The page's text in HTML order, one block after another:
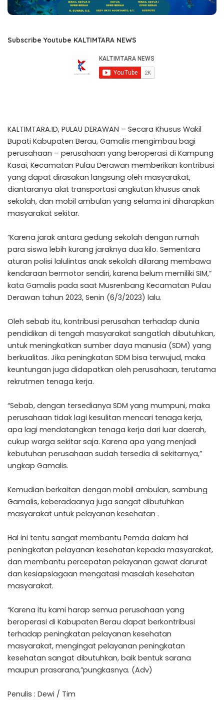
Subscribe Youtube KALTIMTARA NEWS
KALTIMTARA.ID, PULAU DERAWAN – Secara Khusus Wakil
Bupati Kabupaten Berau, Gamalis mengimbau bagi
perusahaan – perusahaan yang beroperasi di Kampung
Kasai, Kecamatan Pulau Derawan memberikan kontribusi
yang dapat dirasakan langsung oleh masyarakat,
diantaranya alat transportasi angkutan khusus anak
sekolah, dan mobil ambulan yang selama ini diharapkan
masyarakat sekitar.
“Karena jarak antara gedung sekolah dengan rumah
para siswa lebih kurang jaraknya dua kilo. Sementara
aturan polisi lalulintas anak sekolah dilarang membawa
kendaraan bermotor sendiri, karena belum memiliki SIM,”
kata Gamalis pada saat Musrenbang Kecamatan Pulau
Derawan tahun 2023, Senin (6/3/2023) lalu.
Oleh sebab itu, kontribusi perusahan terhadap dunia
pendidikan di tengah masyarakat sangatlah dibutuhkan,
untuk meningkatkan sumber daya manusia (SDM) yang
berkualitas. Jika peningkatan SDM bisa terwujud, maka
keuntungan juga didapatkan oleh perusahaan, terutama
rekrutmen tenaga kerja.
“Sebab, dengan tersedianya SDM yang mumpuni, maka
perusahaan tidak lagi kesulitan mencari tenaga kerja,
apa lagi mendatangkan tenaga kerja dari luar daerah,
cukup warga sekitar saja. Karena apa yang menjadi
kebutuhan perusahaan sudah tersedia di sekitarnya,”
ungkap Gamalis.
Kemudian berkaitan dengan mobil ambulan, sambung
Gamalis, keberadaanya juga sangat dibutuhkan
masyarakat untuk pelayanan kesehatan .
Hal ini tentu sangat membantu Pemda dalam hal
peningkatan pelayanan kesehatan kepada masyarakat,
dan membantu percepatan pelayanan gawat darurat
dan kesiapsiagaan mengatasi masalah kesehatan
masyarakat.
“Karena itu kami harap semua perusahaan yang
beroperasi di Kabupaten Berau dapat berkontribusi
terhadap peningkatan pelayanan kesehatan
masyarakat, mengingat pelayanan peningkatan
kesehatan sangat dibutuhkan, baik bentuk sarana
maupun prasarana,”pungkasnya. (Adv)
Penulis : Dewi / Tim